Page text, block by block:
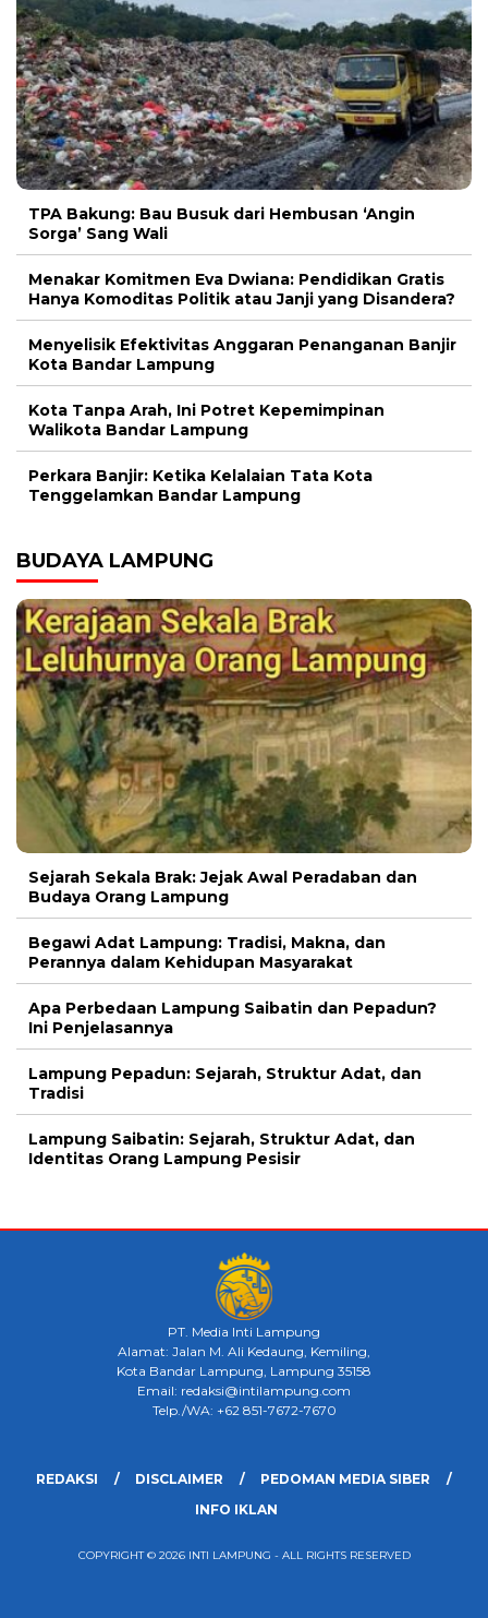
TPA Bakung: Bau Busuk dari Hembusan ‘Angin
Sorga’ Sang Wali
Menakar Komitmen Eva Dwiana: Pendidikan Gratis
Hanya Komoditas Politik atau Janji yang Disandera?
Menyelisik Efektivitas Anggaran Penanganan Banjir
Kota Bandar Lampung
Kota Tanpa Arah, Ini Potret Kepemimpinan
Walikota Bandar Lampung
Perkara Banjir: Ketika Kelalaian Tata Kota
Tenggelamkan Bandar Lampung
BUDAYA LAMPUNG
Sejarah Sekala Brak: Jejak Awal Peradaban dan
Budaya Orang Lampung
Begawi Adat Lampung: Tradisi, Makna, dan
Perannya dalam Kehidupan Masyarakat
Apa Perbedaan Lampung Saibatin dan Pepadun?
Ini Penjelasannya
Lampung Pepadun: Sejarah, Struktur Adat, dan
Tradisi
Lampung Saibatin: Sejarah, Struktur Adat, dan
Identitas Orang Lampung Pesisir
PT. Media Inti Lampung
Alamat: Jalan M. Ali Kedaung, Kemiling,
Kota Bandar Lampung, Lampung 35158
Email: redaksi@intilampung.com
Telp./WA: +62 851-7672-7670
REDAKSI DISCLAIMER
PEDOMAN MEDIA SIBER
INFO IKLAN
COPYRIGHT © 2026 INTI LAMPUNG - ALL RIGHTS RESERVED